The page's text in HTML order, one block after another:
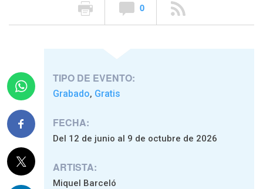
0
TIPO DE EVENTO:
Grabado, Gratis
FECHA:
Del 12 de junio al 9 de octubre de 2026
ARTISTA:
Miquel Barceló